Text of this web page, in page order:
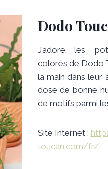
Dodo
J’adore les
colorés de Dodo
la main dans leur
dose de bonne
de motifs parmi
Site Internet :
toucan.com/fr/